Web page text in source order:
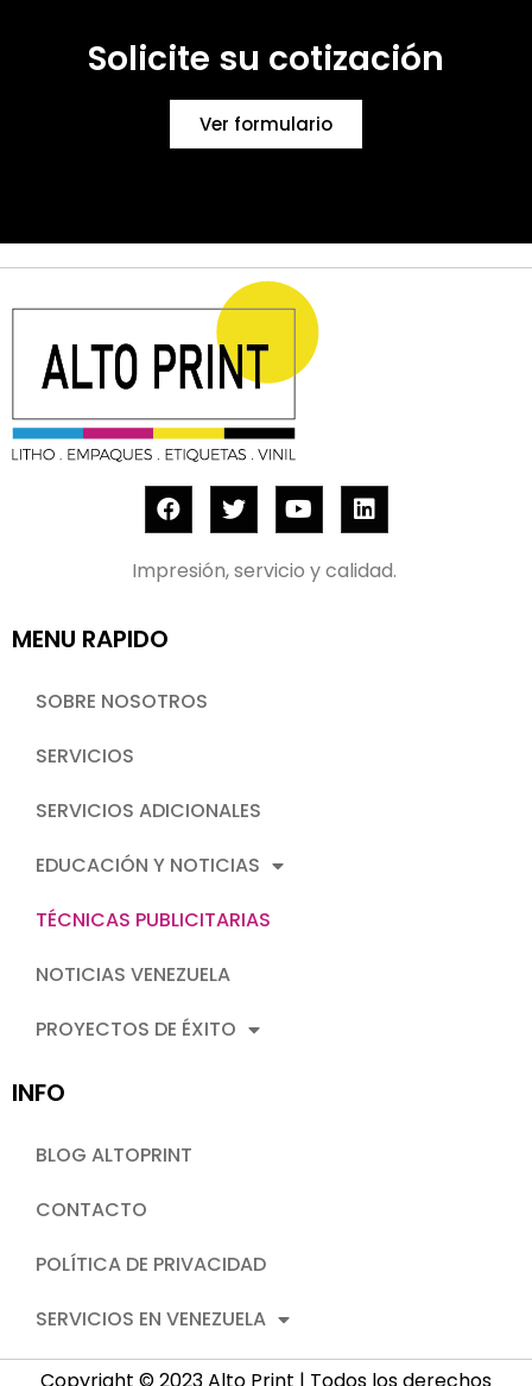
Solicite su cotización
Ver formulario
Impresión, servicio y calidad.
MENU RAPIDO
SOBRE NOSOTROS
SERVICIOS
SERVICIOS ADICIONALES
EDUCACIÓN Y NOTICIAS
TÉCNICAS PUBLICITARIAS
NOTICIAS VENEZUELA
PROYECTOS DE ÉXITO
INFO
BLOG ALTOPRINT
CONTACTO
POLÍTICA DE PRIVACIDAD
SERVICIOS EN VENEZUELA